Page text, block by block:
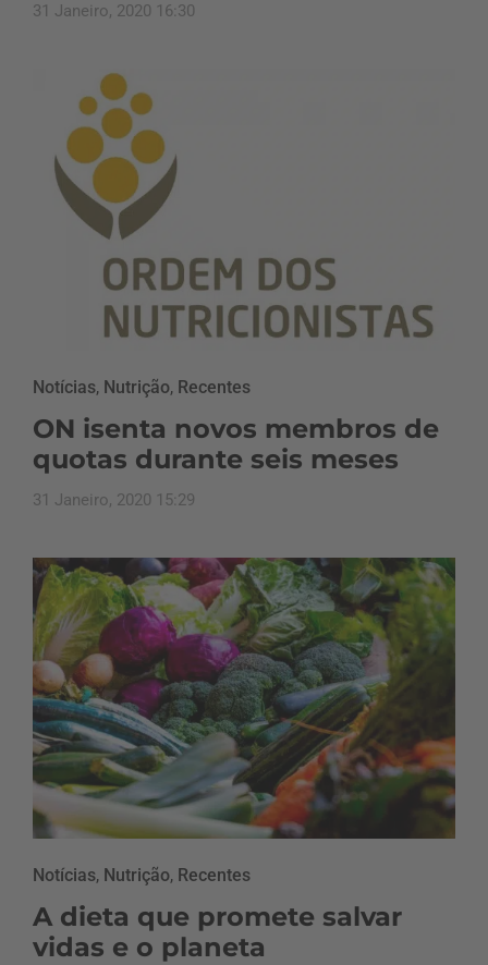
31 Janeiro, 2020 16:30
Notícias, Nutrição, Recentes
ON isenta novos membros de
quotas durante seis meses
31 Janeiro, 2020 15:29
Notícias, Nutrição, Recentes
A dieta que promete salvar
vidas e o planeta